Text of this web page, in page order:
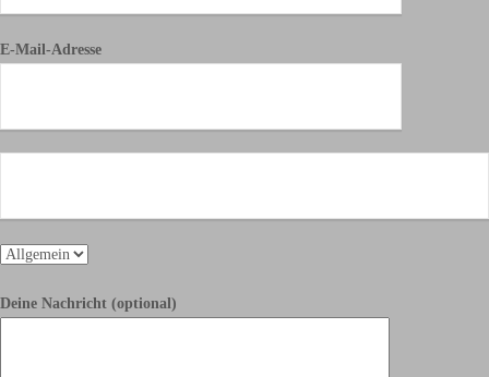
E-Mail-Adresse
Deine Nachricht (optional)